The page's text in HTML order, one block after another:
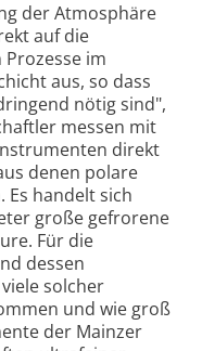
der Atmosphäre
auf die
im
aus, so dass
nötig sind",
messen mit
direkt
denen polare
handelt sich
große gefrorene
Für die
dessen
solcher
und wie groß
der Mainzer